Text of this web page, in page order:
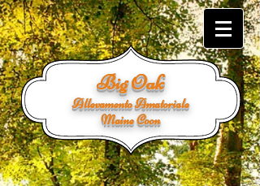
Big Oak
Allevamento Amatoriale
Maine Coon